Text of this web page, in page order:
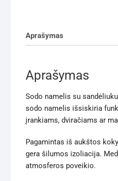
Aprašymas
Aprašymas
Sodo namelis su
sodo namelis išsiskiria
įrankiams, dviračiams ar
Pagamintas iš aukštos
gera šilumos izoliacija.
atmosferos poveikio.